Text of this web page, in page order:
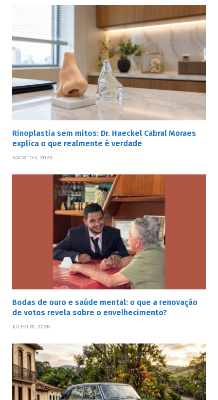
Rinoplastia sem mitos: Dr. Haeckel Cabral Moraes
explica o que realmente é verdade
AGOSTO 5, 2026
Bodas de ouro e saúde mental: o que a renovação
de votos revela sobre o envelhecimento?
JULHO 31, 2026